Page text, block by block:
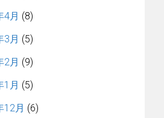
4月 (8)
3月 (5)
2月 (9)
1月 (5)
12月 (6)